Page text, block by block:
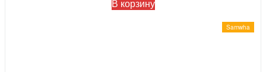
В корзину
Samwha